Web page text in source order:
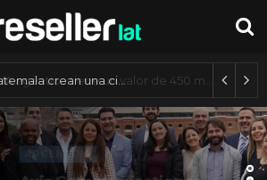
Axis Communications y Guatemala crean una ciudad inteligente